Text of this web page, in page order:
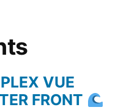
VUE
FRONT